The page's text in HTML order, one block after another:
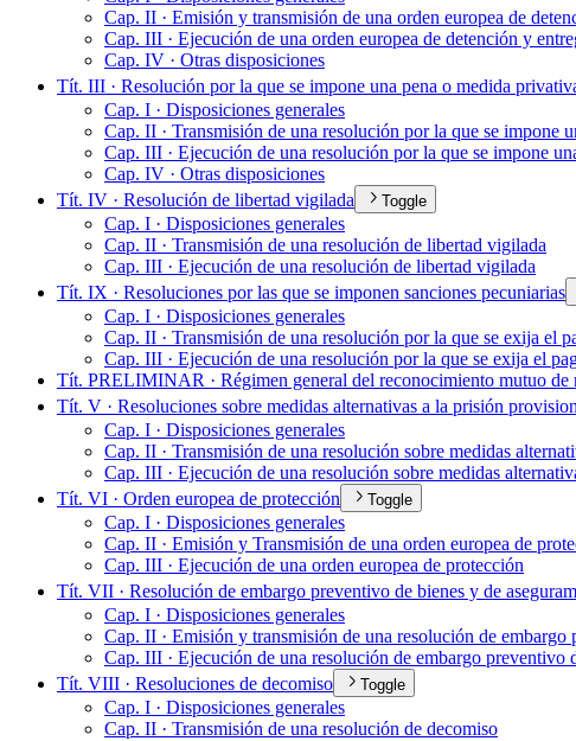
Cap. II · Emisión y transmisión de una orden europea de
Cap. III · Ejecución de una orden europea de detención y
Cap. IV · Otras disposiciones
Tít. III · Resolución por la que se impone una pena o medida
Cap. I · Disposiciones generales
Cap. II · Transmisión de una resolución por la que se impone
Cap. III · Ejecución de una resolución por la que se impone
Cap. IV · Otras disposiciones
Tít. IV · Resolución de libertad vigilada
Toggle
Cap. I · Disposiciones generales
Cap. II · Transmisión de una resolución de libertad vigilada
Cap. III · Ejecución de una resolución de libertad vigilada
Tít. IX · Resoluciones por las que se imponen sanciones pecuniarias
Cap. I · Disposiciones generales
Cap. II · Transmisión de una resolución por la que se exija el
Cap. III · Ejecución de una resolución por la que se exija el
Tít. PRELIMINAR · Régimen general del reconocimiento mutuo de
Tít. V · Resoluciones sobre medidas alternativas a la prisión
Cap. I · Disposiciones generales
Cap. II · Transmisión de una resolución sobre medidas
Cap. III · Ejecución de una resolución sobre medidas
Tít. VI · Orden europea de protección
Toggle
Cap. I · Disposiciones generales
Cap. II · Emisión y Transmisión de una orden europea de
Cap. III · Ejecución de una orden europea de protección
Tít. VII · Resolución de embargo preventivo de bienes y de
Cap. I · Disposiciones generales
Cap. II · Emisión y transmisión de una resolución de embargo
Cap. III · Ejecución de una resolución de embargo preventivo
Tít. VIII · Resoluciones de decomiso
Toggle
Cap. I · Disposiciones generales
Cap. II · Transmisión de una resolución de decomiso